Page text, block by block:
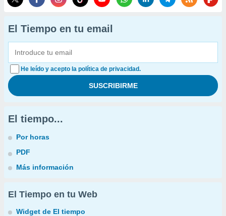
El Tiempo en tu email
He leído y acepto la política de privacidad.
El tiempo...
Por horas
PDF
Más información
El Tiempo en tu Web
Widget de El tiempo